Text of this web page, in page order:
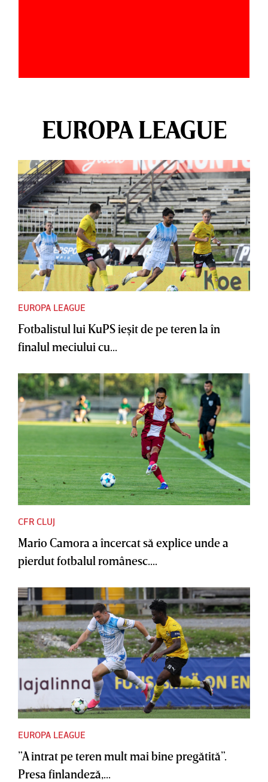
EUROPA LEAGUE
EUROPA LEAGUE
Fotbalistul lui KuPS ieşit de pe teren la în
finalul meciului cu...
CFR CLUJ
Mario Camora a încercat să explice unde a
pierdut fotbalul românesc....
EUROPA LEAGUE
”A intrat pe teren mult mai bine pregătită”.
Presa finlandeză,...